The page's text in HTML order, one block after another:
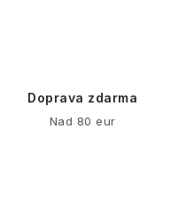
Doprava zdarma
Nad 80 eur